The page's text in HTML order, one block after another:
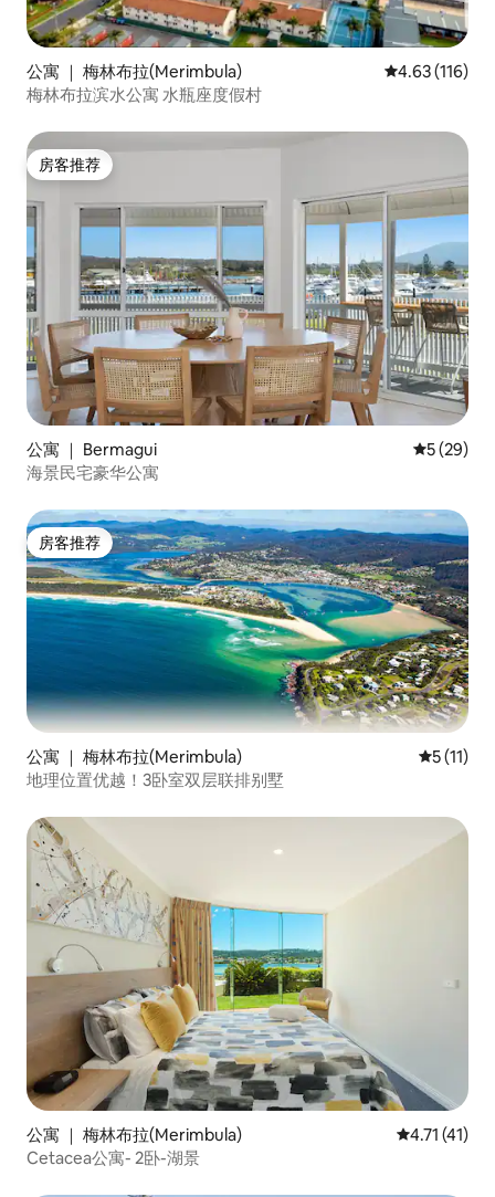
公寓 ｜ 梅林布拉(Merimbula) 平均评分 4.63
4.63 (116)
梅林布拉滨水公寓 水瓶座度假村
房客推荐
房客推荐
公寓 ｜ Bermagui 平均评分
5 (29)
海景民宅豪华公寓
房客推荐
房客推荐
公寓 ｜ 梅林布拉(Merimbula) 平均评分
5 (11)
地理位置优越！3卧室双层联排别墅
公寓 ｜ 梅林布拉(Merimbula) 平均评分
4.71 (41)
Cetacea公寓- 2卧-湖景